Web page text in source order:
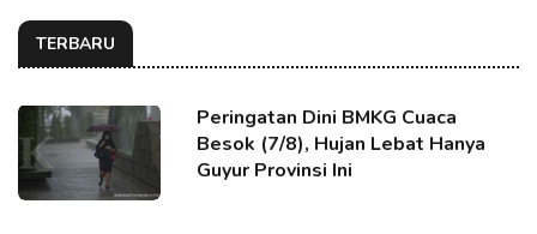
TERBARU
Peringatan Dini BMKG Cuaca
Besok (7/8), Hujan Lebat Hanya
Guyur Provinsi Ini